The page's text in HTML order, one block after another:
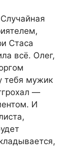
Стаса
всё. Олег,
тебя мужик
—
И